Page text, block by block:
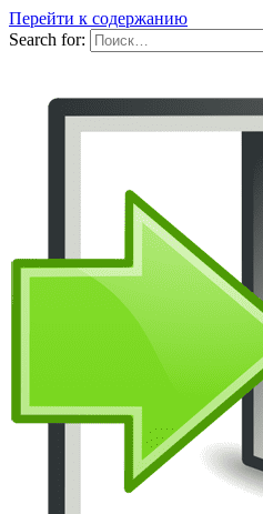
Перейти к содержанию
Search for: